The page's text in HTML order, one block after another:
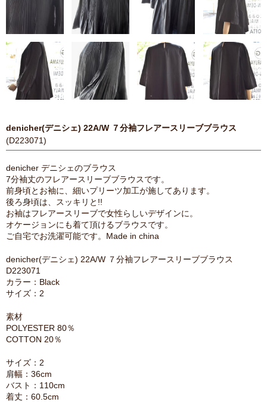
denicher(デニシェ) 22A/W ７分袖フレアースリーブブラウス
(D223071)
denicher デニシェのブラウス
7分袖丈のフレアースリーブブラウスです。
前身頃とお袖に、細いプリーツ加工が施してあります。
後ろ身頃は、スッキリと!!
お袖はフレアースリーブで女性らしいデザインに。
オケージョンにも着て頂けるブラウスです。
ご自宅でお洗濯可能です。Made in china
denicher(デニシェ) 22A/W ７分袖フレアースリーブブラウス
D223071
カラー：Black
サイズ：2
素材
POLYESTER 80％
COTTON 20％
サイズ：2
肩幅：36cm
バスト：110cm
着丈：60.5cm